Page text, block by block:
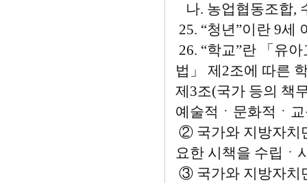
나. 농업협동조합,
25. “청년”이란 9세
26. “학교”란 「유
법」 제2조에 따른
제3조(국가 등의 책
예술적ㆍ문화적ㆍ
② 국가와 지방자치
요한 시책을 수립ㆍ
③ 국가와 지방자치